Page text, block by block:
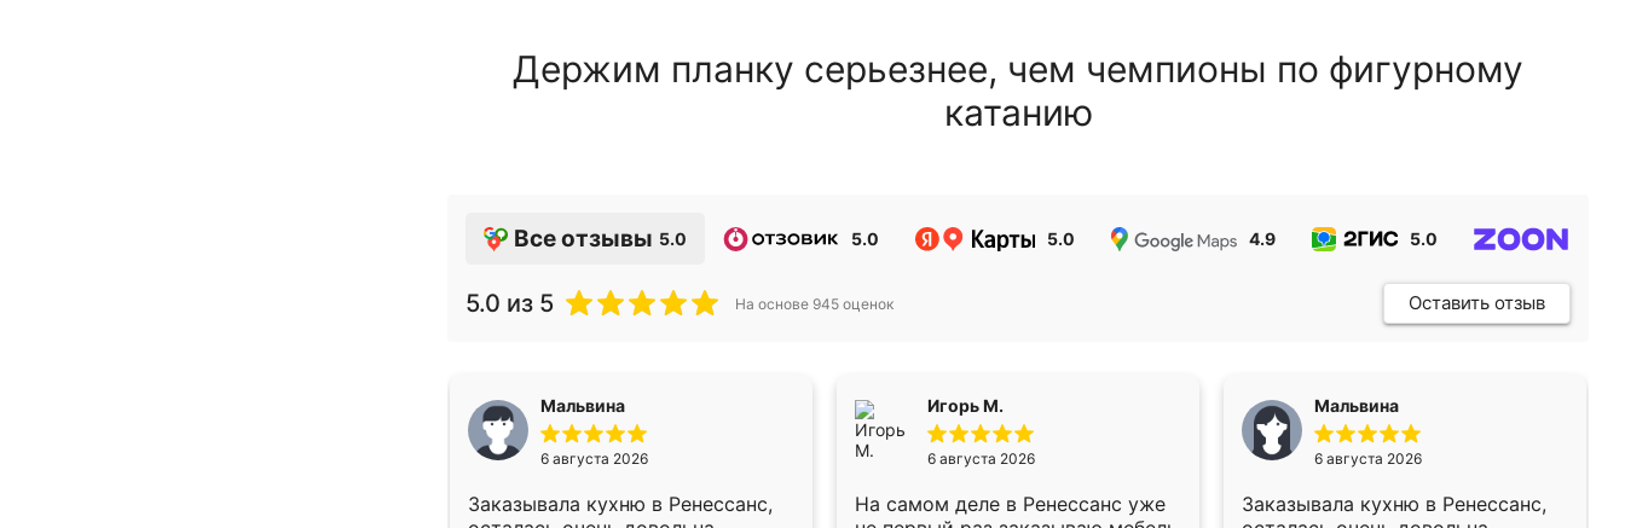
Держим планку серьезнее, чем чемпионы по фигурному
катанию
Все отзывы 5.0 5.0 5.0 4.9 5.0
5.0 из 5 На основе 945 оценок Оставить отзыв
Мальвина
6 августа 2026
Заказывала кухню в Ренессанс,
Игорь М.
6 августа 2026
На самом деле в Ренессанс уже
Мальвина
6 августа 2026
Заказывала кухню в Ренессанс,